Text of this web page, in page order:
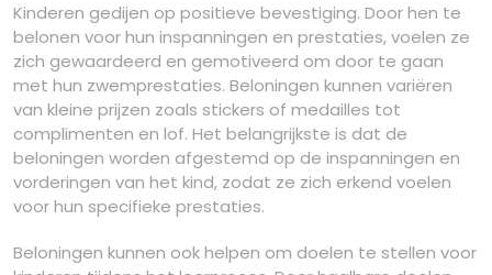
Kinderen gedijen op positieve bevestiging. Door hen te
belonen voor hun inspanningen en prestaties, voelen ze
zich gewaardeerd en gemotiveerd om door te gaan
met hun zwemprestaties. Beloningen kunnen variëren
van kleine prijzen zoals stickers of medailles tot
complimenten en lof. Het belangrijkste is dat de
beloningen worden afgestemd op de inspanningen en
vorderingen van het kind, zodat ze zich erkend voelen
voor hun specifieke prestaties.
Beloningen kunnen ook helpen om doelen te stellen voor